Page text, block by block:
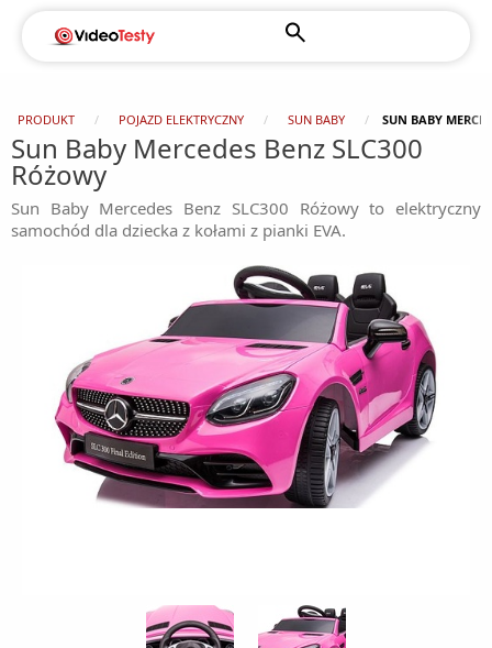
PRODUKT POJAZD ELEKTRYCZNY SUN BABY SUN BABY
Sun Baby Mercedes Benz SLC300
Różowy
Sun Baby Mercedes Benz SLC300 Różowy to elektryczny
samochód dla dziecka z kołami z pianki EVA.